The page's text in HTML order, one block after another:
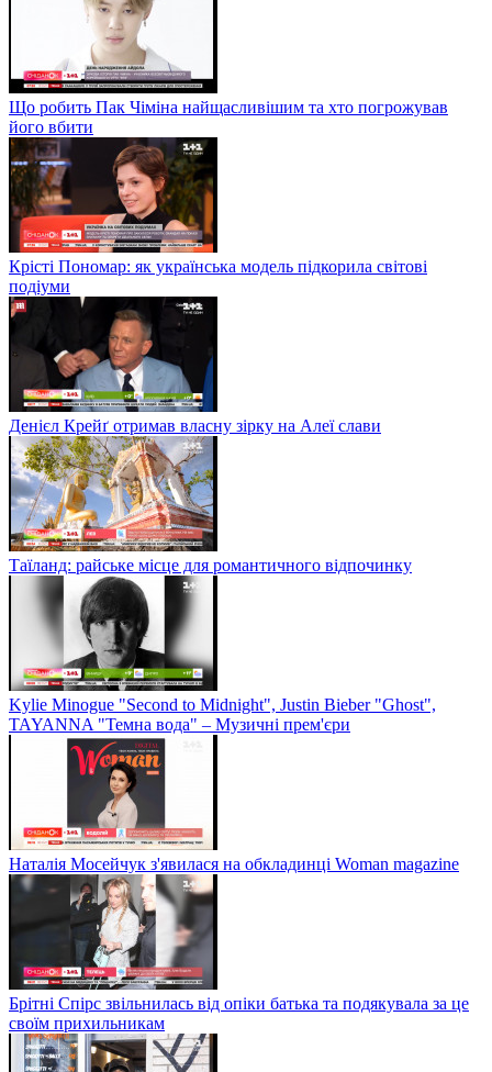
Що робить Пак Чіміна найщасливішим та хто погрожував
його вбити
Крісті Пономар: як українська модель підкорила світові
подіуми
Денієл Крейґ отримав власну зірку на Алеї слави
Таїланд: райське місце для романтичного відпочинку
Kylie Minogue "Second to Midnight", Justin Bieber "Ghost",
TAYANNA "Темна вода" – Музичні прем'єри
Наталія Мосейчук з'явилася на обкладинці Woman magazine
Брітні Спірс звільнилась від опіки батька та подякувала за це
своїм прихильникам